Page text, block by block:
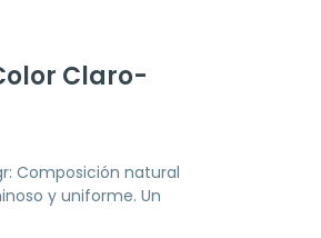
Claro-
Composición natural
y uniforme. Un